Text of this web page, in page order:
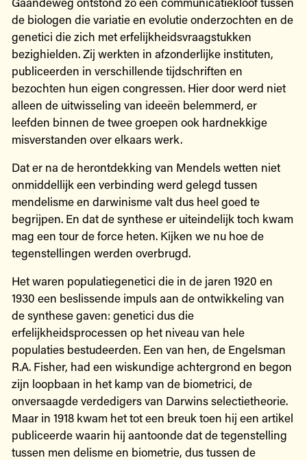
de biologen die variatie en evolutie onderzochten en de
genetici die zich met erfelijkheidsvraagstukken
bezighielden. Zij werkten in afzonderlijke instituten,
publiceerden in verschillende tijdschriften en
bezochten hun eigen congressen. Hier door werd niet
alleen de uitwisseling van ideeën belemmerd, er
leefden binnen de twee groepen ook hardnekkige
misverstanden over elkaars werk.
Dat er na de herontdekking van Mendels wetten niet
onmiddellijk een verbinding werd gelegd tussen
mendelisme en darwinisme valt dus heel goed te
begrijpen. En dat de synthese er uiteindelijk toch kwam
mag een tour de force heten. Kijken we nu hoe de
tegenstellingen werden overbrugd.
Het waren populatiegenetici die in de jaren 1920 en
1930 een beslissende impuls aan de ontwikkeling van
de synthese gaven: genetici dus die
erfelijkheidsprocessen op het niveau van hele
populaties bestudeerden. Een van hen, de Engelsman
R.A. Fisher, had een wiskundige achtergrond en begon
zijn loopbaan in het kamp van de biometrici, de
onversaagde verdedigers van Darwins selectietheorie.
Maar in 1918 kwam het tot een breuk toen hij een artikel
publiceerde waarin hij aantoonde dat de tegenstelling
tussen men delisme en biometrie, dus tussen de